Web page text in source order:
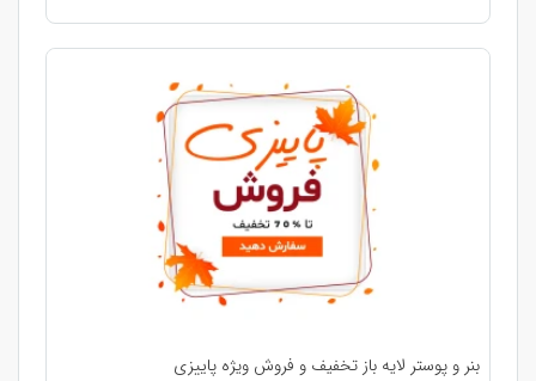
بنر و پوستر لایه باز تخفیف و فروش ویژه پاییزی